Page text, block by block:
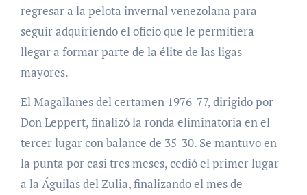
regresar a la pelota invernal venezolana para
seguir adquiriendo el oficio que le permitiera
llegar a formar parte de la élite de las ligas
mayores.
El Magallanes del certamen 1976-77, dirigido por
Don Leppert, finalizó la ronda eliminatoria en el
tercer lugar con balance de 35-30. Se mantuvo en
la punta por casi tres meses, cedió el primer lugar
a la Águilas del Zulia, finalizando el mes de